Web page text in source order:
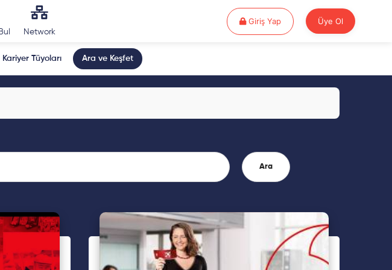
Network
Giriş YapGiriş Yap Üye Ol
Kariyer Tüyoları Ara ve Keşfet
Ara